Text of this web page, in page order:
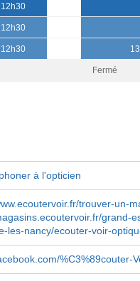
Fermé
à l'opticien
trouver-un-
grand-
les-nancy/ecouter-voir-
%C3%89couter-